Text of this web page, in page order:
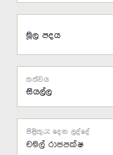
මූල පදය
තත්වය
චමල් රාජපක්ෂ
පිළිතුරු දෙන ලද්දේ